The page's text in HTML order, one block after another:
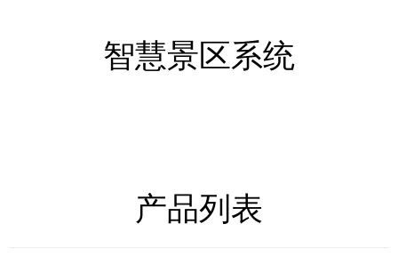
智慧景区系统
产品列表